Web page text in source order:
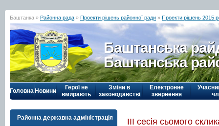
Баштанка » Районна рада » Проекти рішень районної ради » Проекти рішень 2015
Баштанська
Баштанська
Головна Новини
Герої не
вмирають
Зміни в
законодавстві
Електронне
звернення
Районна державна адміністрація ІІІ сесія сьомого